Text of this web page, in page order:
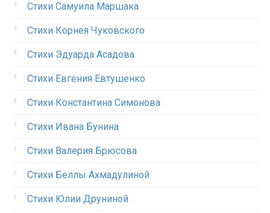
Стихи Самуила Маршака
Стихи Корнея Чуковского
Стихи Эдуарда Асадова
Стихи Евгения Евтушенко
Стихи Константина Симонова
Стихи Ивана Бунина
Стихи Валерия Брюсова
Стихи Беллы Ахмадулиной
Стихи Юлии Друниной